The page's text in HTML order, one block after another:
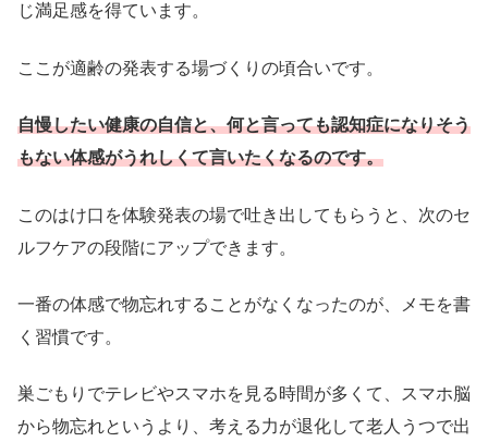
じ満足感を得ています。
ここが適齢の発表する場づくりの頃合いです。
自慢したい健康の自信と、何と言っても認知症になりそう
もない体感がうれしくて言いたくなるのです。
このはけ口を体験発表の場で吐き出してもらうと、次のセ
ルフケアの段階にアップできます。
一番の体感で物忘れすることがなくなったのが、メモを書
く習慣です。
巣ごもりでテレビやスマホを見る時間が多くて、スマホ脳
から物忘れというより、考える力が退化して老人うつで出